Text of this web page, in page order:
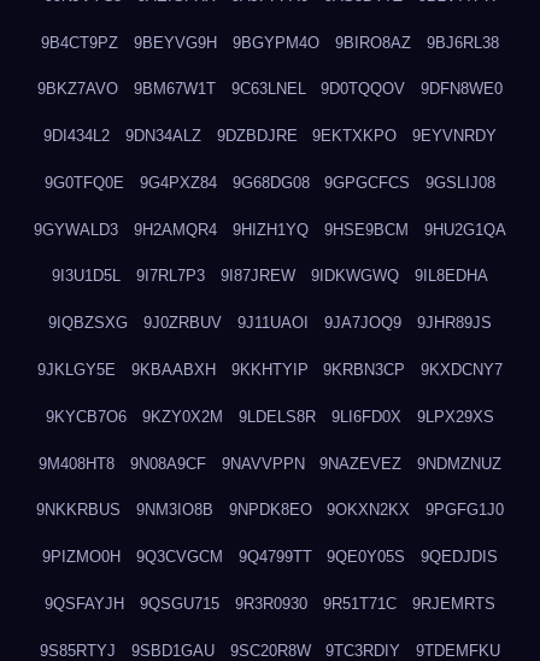
9B4CT9PZ 9BEYVG9H 9BGYPM4O 9BIRO8AZ 9BJ6RL38
9BKZ7AVO 9BM67W1T 9C63LNEL 9D0TQQOV 9DFN8WE0
9DI434L2 9DN34ALZ 9DZBDJRE 9EKTXKPO 9EYVNRDY
9G0TFQ0E 9G4PXZ84 9G68DG08 9GPGCFCS 9GSLIJ08
9GYWALD3 9H2AMQR4 9HIZH1YQ 9HSE9BCM 9HU2G1QA
9I3U1D5L 9I7RL7P3 9I87JREW 9IDKWGWQ 9IL8EDHA
9IQBZSXG 9J0ZRBUV 9J11UAOI 9JA7JOQ9 9JHR89JS
9JKLGY5E 9KBAABXH 9KKHTYIP 9KRBN3CP 9KXDCNY7
9KYCB7O6 9KZY0X2M 9LDELS8R 9LI6FD0X 9LPX29XS
9M408HT8 9N08A9CF 9NAVVPPN 9NAZEVEZ 9NDMZNUZ
9NKKRBUS 9NM3IO8B 9NPDK8EO 9OKXN2KX 9PGFG1J0
9PIZMO0H 9Q3CVGCM 9Q4799TT 9QE0Y05S 9QEDJDIS
9QSFAYJH 9QSGU715 9R3R0930 9R51T71C 9RJEMRTS
9S85RTYJ 9SBD1GAU 9SC20R8W 9TC3RDIY 9TDEMFKU